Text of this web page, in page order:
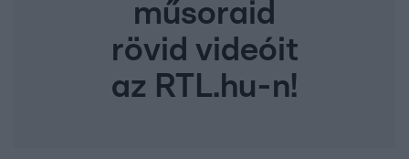
műsoraid
rövid videóit
az RTL.hu-n!